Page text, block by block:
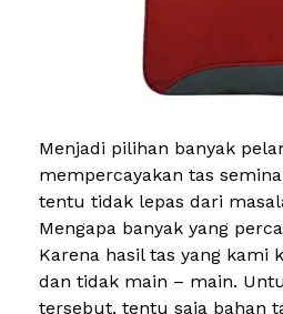
Menjadi pilihan banyak
mempercayakan tas
tentu tidak lepas dari
Mengapa banyak yang
Karena hasil tas yang kami
dan tidak main – main.
tersebut, tentu saja bahan